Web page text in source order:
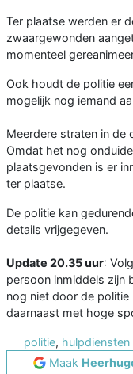
Ter plaatse werden er
zwaargewonden
momenteel
Ook houdt de politie
mogelijk nog iemand
Meerdere straten in de
Omdat het nog
plaatsgevonden is er
ter plaatse.
De politie kan
details vrijgegeven.
Update 20.35 uur:
persoon inmiddels zijn
nog niet door de
daarnaast met hoge
politie, hulpdiensten
Maak